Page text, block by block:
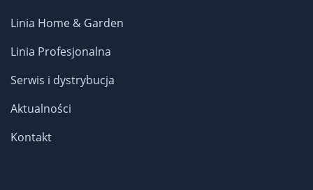
SZCZOTKA OKRĄGŁA 10001-10944
Linia Home & Garden
Linia Profesjonalna
Serwis i dystrybucja
Aktualności
Kontakt